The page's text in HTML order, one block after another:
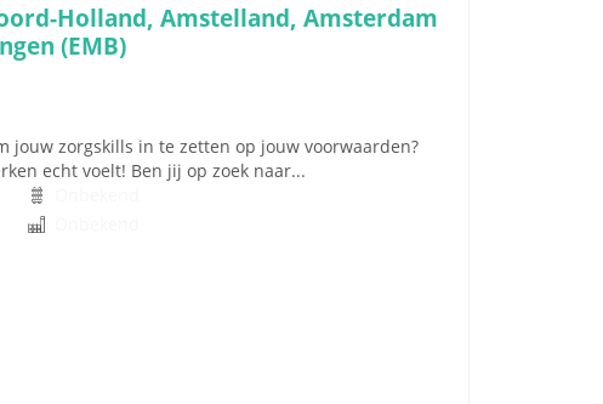
Holland, Amstelland, Amsterdam
(EMB)
jouw zorgskills in te zetten op jouw voorwaarden?
echt voelt! Ben jij op zoek naar...